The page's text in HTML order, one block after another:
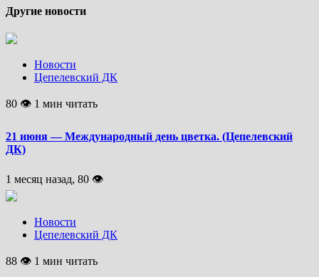
Другие новости
Новости
Цепелевский ДК
80 👁 1 мин читать
21 июня — Международный день цветка. (Цепелевский
ДК)
1 месяц назад, 80 👁
Новости
Цепелевский ДК
88 👁 1 мин читать